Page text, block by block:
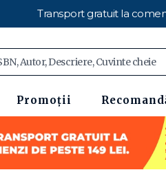
Transport gratuit la
Promoții